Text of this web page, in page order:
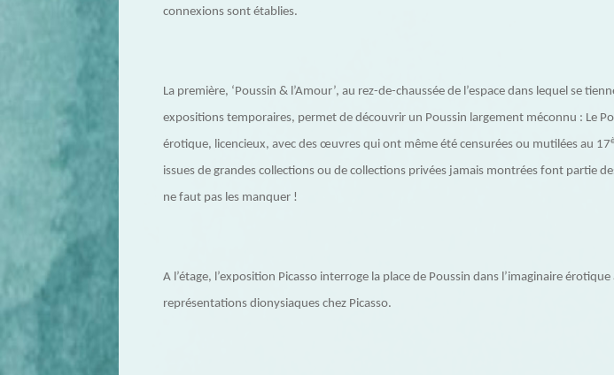
connexions sont établies.
La première, ‘Poussin & l’Amour’, au rez-de-chaussée de l’espace dans lequel se
expositions temporaires, permet de découvrir un Poussin largement méconnu : Le
érotique, licencieux, avec des œuvres qui ont même été censurées ou mutilées au 17
issues de grandes collections ou de collections privées jamais montrées font partie
ne faut pas les manquer !
A l’étage, l’exposition Picasso interroge la place de Poussin dans l’imaginaire
représentations dionysiaques chez Picasso.